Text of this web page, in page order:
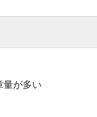
量が多い